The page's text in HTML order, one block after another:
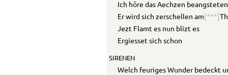
Ich höre dasAechzen bea
Er wird sich zerschellen am [***]
Jezt Flamt es nun blizt es
Ergiesset sich schon
SIRENEN
Welch feuriges Wunder bedeckt